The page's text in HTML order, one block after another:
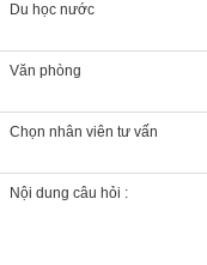
Du học nước
Văn phòng
Chọn nhân viên tư vấn
Nội dung câu hỏi :